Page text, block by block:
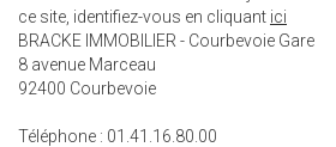
ce site, identifiez-vous en cliquant ici
BRACKE IMMOBILIER - Courbevoie Gare
8 avenue Marceau
92400 Courbevoie
Téléphone : 01.41.16.80.00